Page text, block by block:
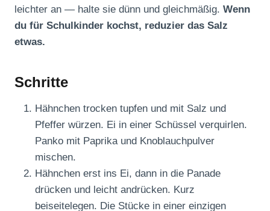
leichter an — halte sie dünn und gleichmäßig. Wenn
du für Schulkinder kochst, reduzier das Salz
etwas.
Schritte
Hähnchen trocken tupfen und mit Salz und
Pfeffer würzen. Ei in einer Schüssel verquirlen.
Panko mit Paprika und Knoblauchpulver
mischen.
Hähnchen erst ins Ei, dann in die Panade
drücken und leicht andrücken. Kurz
beiseitelegen. Die Stücke in einer einzigen